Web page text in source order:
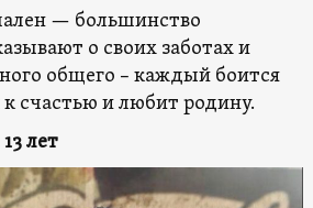
— большинство
о своих заботах и
общего – каждый боится
счастью и любит родину.
лет